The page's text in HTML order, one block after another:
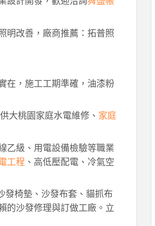
明改善，廠商推薦：拓普照
在，施工工期準確，油漆粉
大桃園家庭水電維修、 家庭
乙級、用電設備檢驗等職業
工程 、高低壓配電、冷氣空
發椅墊、沙發布套、貓抓布
的沙發修理與訂做工廠。立